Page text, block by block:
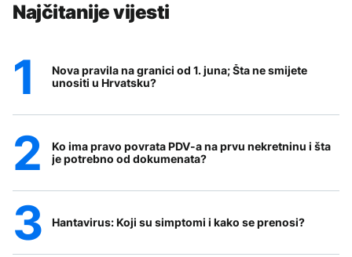
Najčitanije vijesti
Nova pravila na granici od 1. juna; Šta ne smijete
unositi u Hrvatsku?
Ko ima pravo povrata PDV-a na prvu nekretninu i šta
je potrebno od dokumenata?
Hantavirus: Koji su simptomi i kako se prenosi?